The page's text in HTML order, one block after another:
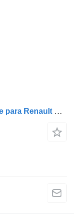
Otra pieza del sistema de combustible para Renault Premium camión